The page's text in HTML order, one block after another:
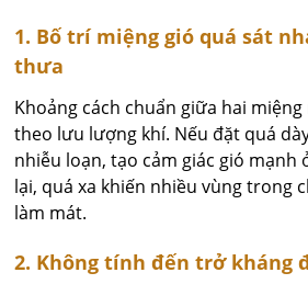
1. Bố trí miệng gió quá sát
thưa
Khoảng cách chuẩn giữa hai
theo lưu lượng khí. Nếu đặt quá
nhiễu loạn, tạo cảm giác gió mạnh
lại, quá xa khiến nhiều vùng trong
làm mát.
2. Không tính đến trở kháng